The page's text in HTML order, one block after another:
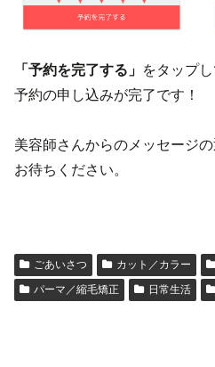
「予約を完了する」 をタップ
予約の申し込みが完了です！
美容師さんからのメッセージ
お待ちください。
ごあいさつ カット／カラー
パーマ／縮毛矯正
日常生活